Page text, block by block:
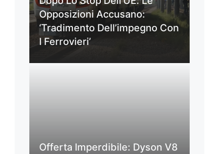
Opposizioni Accusano:
‘Tradimento Dell’impegno Con
I Ferrovieri’
Offerta Imperdibile: Dyson V8